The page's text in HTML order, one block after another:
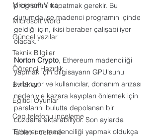
Microsoft Visio
Microsoft Word
Güncel yazılar
Teknik Bilgiler
Öğrenci Hazırlık
Evraklar
Eğitici Oyunlar
Cep telefonu inceleme
Tablet inceleme
programını kapatmak gerekir. Bu
durumda ise madenci programın içinde
geldiği için, ikisi beraber çalışabiliyor
olacak.
Norton Crypto, Ethereum madenciliği
yapmak için bilgisayarın GPU'sunu
kullanıyor ve kullanıcılar, donanım arızası
nedeniyle kazara kayıpları önlemek için
paralarını bulutta depolanan bir
cüzdana aktarabiliyor. Son aylarda
Ethereum madenciliği yapmak oldukça